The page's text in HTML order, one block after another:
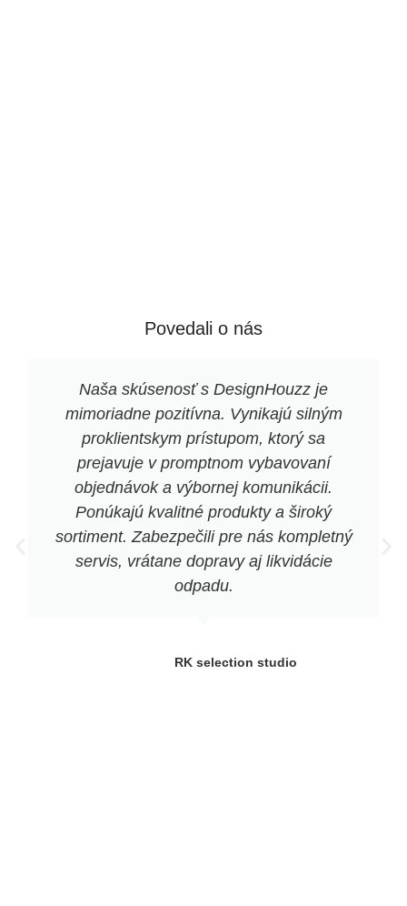
Povedali o nás
Naša skúsenosť s DesignHouzz je
mimoriadne pozitívna. Vynikajú silným
proklientskym prístupom, ktorý sa
prejavuje v promptnom vybavovaní
objednávok a výbornej komunikácii.
Ponúkajú kvalitné produkty a široký
sortiment. Zabezpečili pre nás kompletný
servis, vrátane dopravy aj likvidácie
odpadu.
RK selection studio